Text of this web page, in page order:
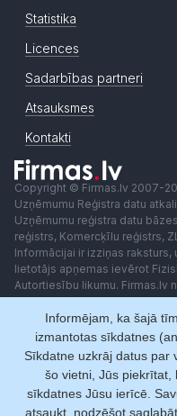
Statistika
Licences
Sadarbības partneri
Atsauksmes
Kontakti
Copyright © Firmas.lv 2007-
Uzņēmumu Reģistra datu
Uzņēmumu reģistra datu
reģistrs, Komercķīlu reģistrs,
Informācijai ir izziņas
lietotājs apņemas ievērot
Autortiesību likumu. Firmas.lv
lēmumiem, kas balstīti uz
izmantot jebkādas
piekļuvei sistēmai bez
redaktore: Ingūna Pempere.
Lietošanas noteikumi
Informējam, ka šajā
izmantotas sīkdatnes
Sīkdatne uzkrāj datus par
šo vietni, Jūs piekrītat,
sīkdatnes Jūsu ierīcē.
atsaukt, nodzēšot